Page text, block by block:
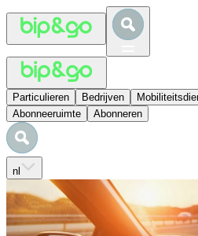
Particulieren Bedrijven
Abonneeruimte
Abonneren
nl